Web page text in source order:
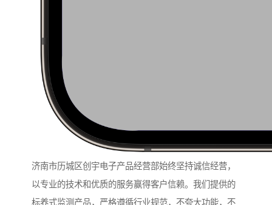
济南市历城区创宇电子产品经营部始终坚持诚信经营，
以专业的技术和优质的服务赢得客户信赖。我们提供的
标养式监测产品，严格遵循行业规范，不夸大功能，不